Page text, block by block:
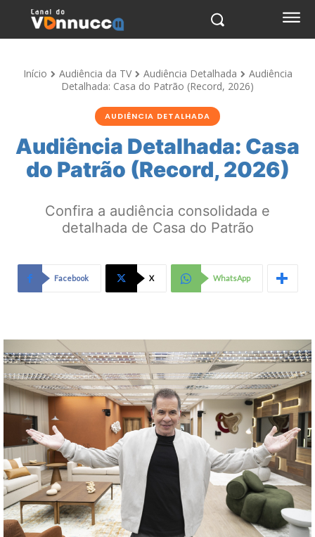
Início Audiência da TV Audiência Detalhada
Audiência
Detalhada: Casa do Patrão (Record, 2026)
AUDIÊNCIA DETALHADA
Audiência Detalhada: Casa
do Patrão (Record, 2026)
Confira a audiência consolidada e
detalhada de Casa do Patrão
Facebook X WhatsApp